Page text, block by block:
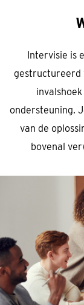
Intervisie is
gestructureerd
ondersteuning.
van de
bovenal